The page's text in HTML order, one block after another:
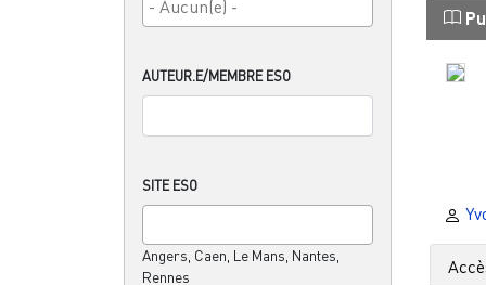
AUTEUR.E/MEMBRE ESO
SITE ESO
Angers, Caen, Le Mans, Nantes,
Rennes